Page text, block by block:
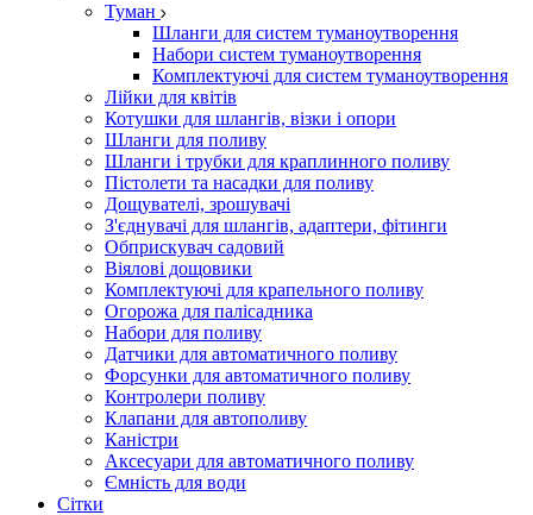
Туман
Шланги для систем туманоутворення
Набори систем туманоутворення
Комплектуючі для систем туманоутворення
Лійки для квітів
Котушки для шлангів, візки і опори
Шланги для поливу
Шланги і трубки для краплинного поливу
Пістолети та насадки для поливу
Дощувателі, зрошувачі
З'єднувачі для шлангів, адаптери, фітинги
Обприскувач садовий
Віялові дощовики
Комплектуючі для крапельного поливу
Огорожа для палісадника
Набори для поливу
Датчики для автоматичного поливу
Форсунки для автоматичного поливу
Контролери поливу
Клапани для автополиву
Каністри
Аксесуари для автоматичного поливу
Ємність для води
Сітки